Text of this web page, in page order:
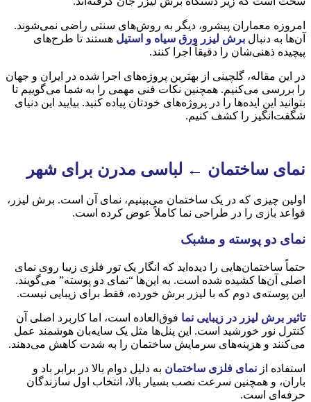
امروزه معماران پیشرو، دیگر به روش‌های سنتی راضی نمی‌شوند.
آن‌ها به دنبال برش لیزر ورق سیاه و استیل هستند تا طرح‌های
پیچیده ذهنی‌شان را دقیقاً اجرا کنند.
در این مقاله، گلچینی از بهترین پروژه‌های اجرا شده در ایران و جهان
را بررسی می‌کنیم. همچنین نکات فنی مهمی را به شما می‌گوییم تا
بتوانید این ایده‌ها را در پروژه‌های خودتان پیاده کنید. بیایید این دنیای
شگفت‌انگیز را کشف کنیم.
نمای ساختمان ← لباسی مدرن برای شهر
اولین چیزی که در یک ساختمان می‌بینیم، نمای آن است. برش لیزر،
قواعد بازی را در طراحی نما کاملاً عوض کرده است.
نمای دو پوسته و مشبک
حتماً ساختمان‌هایی را دیده‌اید که انگار یک تور فلزی زیبا روی نمای
اصلی آن‌ها کشیده شده است. به این‌ها “نمای دو پوسته” می‌گویند.
این پوسته‌ی دوم که با لیزر برش خورده، فقط برای زیبایی نیست.
تاثیر برش لیزر در زیبایی نما فوق‌العاده است، اما کاربرد اصلی آن
کنترل نور خورشید است. این پنل‌ها مثل یک سایه‌بان هوشمند عمل
می‌کنند و هزینه‌های سرمایش ساختمان را به شدت کاهش می‌دهند.
استفاده از نمای فلزی ساختمان به دلیل دوام بالا در برابر باد و
باران، و همچنین سرعت نصب بسیار بالا، انتخاب اول سازندگان
حرفه‌ای است.